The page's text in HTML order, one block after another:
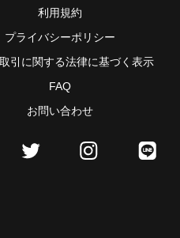
利用規約
プライバシーポリシー
引に関する法律に基づく表示
FAQ
お問い合わせ